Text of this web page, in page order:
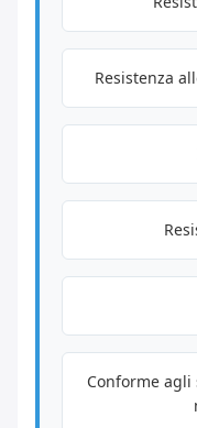
Resistenza
Conforme